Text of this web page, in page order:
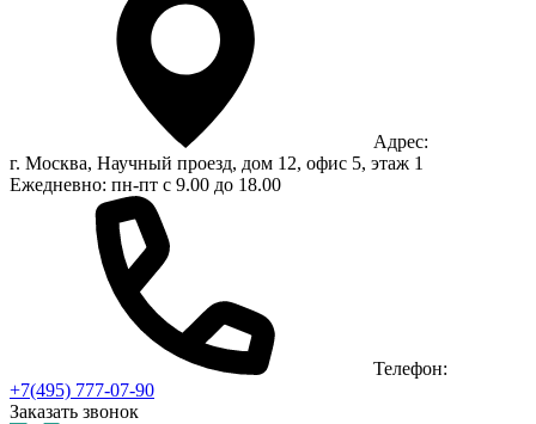
Адрес:
г. Москва, Научный проезд, дом 12, офис 5, этаж 1
Ежедневно: пн-пт с 9.00 до 18.00
Телефон:
+7(495) 777-07-90
Заказать звонок